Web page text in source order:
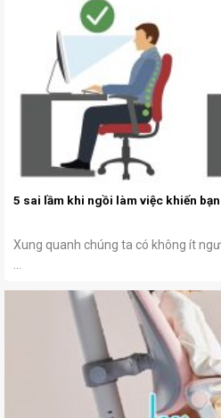
5 sai lầm khi ngồi làm việc khiến
Xung quanh chúng ta có không ít
...